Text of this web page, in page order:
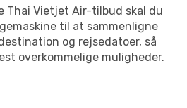
Thai Vietjet Air-tilbud skal du
til at sammenligne
og rejsedatoer, så
overkommelige muligheder.